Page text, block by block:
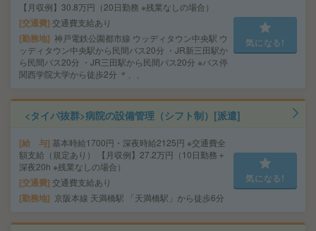
【月収例】30.8万円（20日勤務 ※残業なしの場合）
交通費 交通費支給あり
勤務地 神戸電鉄公園都市線 ウッディタウン中央駅 ウ
ッディタウン中央駅から民間バス20分 ・JR新三田駅か
ら民間バス20分 ・JR三田駅から民間バス20分 ※バス停
関西学院大学から徒歩2分 ＊、、
気になる!
<タイパ抜群>病院の設備管理（シフト制）[派遣]
給 与 基本時給1700円・深夜時給2125円 ※交通費全
額支給（規定あり） 【月収例】27.2万円（10日勤務＋
深夜20h ※残業なしの場合）
交通費 交通費支給あり
勤務地 京阪本線 天満橋駅 「天満橋駅」から徒歩6分
気になる!